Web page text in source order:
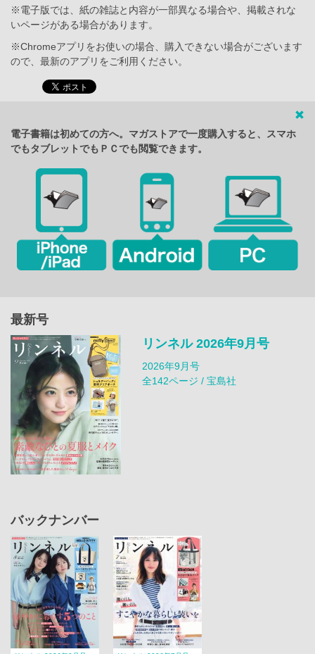
※電子版では、紙の雑誌と内容が一部異なる場合や、掲載されな
いページがある場合があります。
※Chromeアプリをお使いの場合、購入できない場合がございます
ので、最新のアプリをご利用ください。
電子書籍は初めての方へ。マガストアで一度購入すると、スマホ
でもタブレットでもＰＣでも閲覧できます。
最新号
リンネル 2026年9月号
2026年9月号
全142ページ / 宝島社
バックナンバー